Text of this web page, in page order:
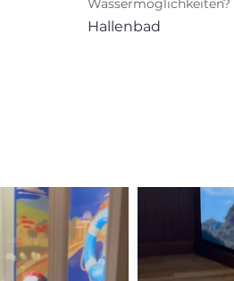
Wassermöglichkeiten?
Hallenbad